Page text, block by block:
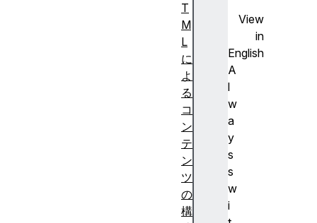
View
in
English
A
l
w
a
y
s
s
w
i
T
M
L
に
よ
る
コ
ン
テ
ン
ツ
の
構